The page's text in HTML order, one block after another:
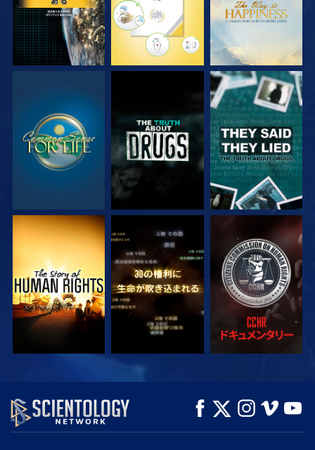
観る 観る 観る
観る 観る 観る
観る シリーズを探求